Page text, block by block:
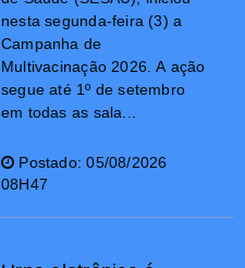
nesta segunda-feira (3) a
Campanha de
Multivacinação 2026. A ação
segue até 1º de setembro
em todas as sala...
Postado: 05/08/2026
08H47